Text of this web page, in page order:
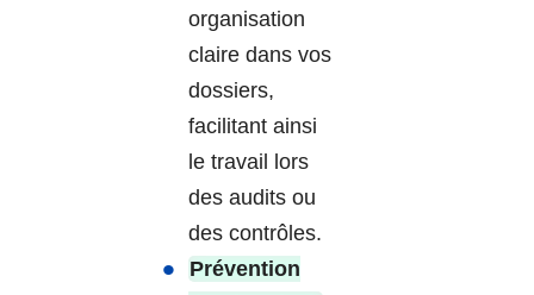
organisation
claire dans vos
dossiers,
facilitant ainsi
le travail lors
des audits ou
des contrôles.
Prévention